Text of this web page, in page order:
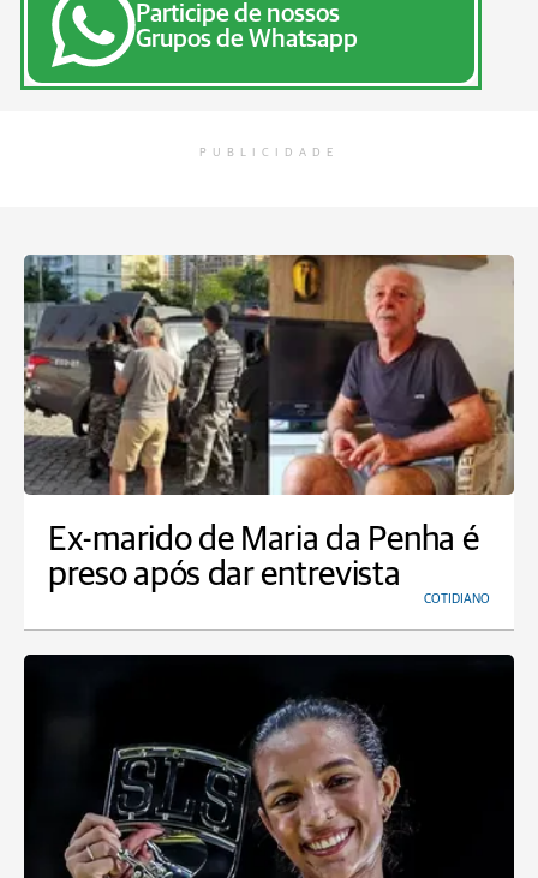
Participe de nossos
Grupos de Whatsapp
PUBLICIDADE
Ex-marido de Maria da Penha é
preso após dar entrevista
COTIDIANO